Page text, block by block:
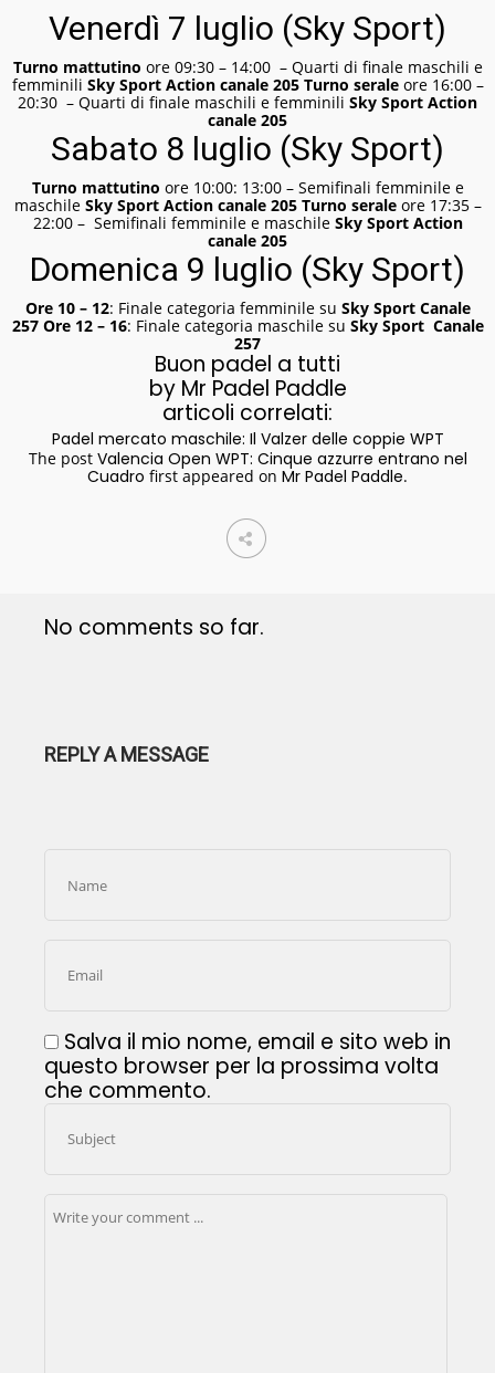
Venerdì 7 luglio (Sky Sport)
Turno mattutino ore 09:30 – 14:00 – Quarti di finale maschili e
femminili Sky Sport Action canale 205 Turno seraleore 16:00 –
20:30 – Quarti di finale maschili e femminili Sky Sport Action
canale 205
Sabato 8 luglio (Sky Sport)
Turno mattutino ore 10:00: 13:00 – Semifinali femminile e
maschile Sky Sport Action canale 205 Turno seraleore 17:35 –
22:00 – Semifinali femminile e maschile Sky Sport Action
canale 205
Domenica 9 luglio (Sky Sport)
Ore 10 – 12: Finale categoria femminile su Sky Sport Canale
257 Ore 12 – 16: Finale categoria maschile su Sky Sport Canale
257
Buon padel a tutti
by Mr Padel Paddle
articoli correlati:
Padel mercato maschile: Il Valzer delle coppie WPT
The post Valencia Open WPT: Cinque azzurre entrano nel
Cuadro first appeared on Mr Padel Paddle.
No comments so far.
REPLY A MESSAGE
Salva il mio nome, email e sito web in
questo browser per la prossima volta
che commento.